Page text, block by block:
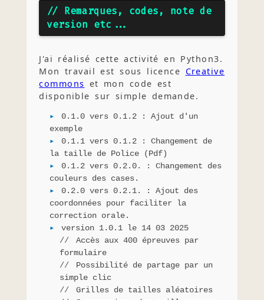
// Remarques, codes, note de
version etc...
J'ai réalisé cette activité en Python3.
Mon travail est sous licence Creative
commons et mon code est
disponible sur simple demande.
0.1.0 vers 0.1.2 : Ajout d'un
exemple
0.1.1 vers 0.1.2 : Changement de
la taille de Police (Pdf)
0.1.2 vers 0.2.0. : Changement des
couleurs des cases.
0.2.0 vers 0.2.1. : Ajout des
coordonnées pour faciliter la
correction orale.
version 1.0.1 le 14 03 2025
Accès aux 400 épreuves par
formulaire
Possibilité de partage par un
simple clic
Grilles de tailles aléatoires